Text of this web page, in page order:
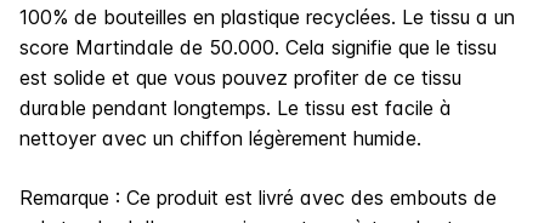
100% de bouteilles en plastique recyclées. Le tissu a un
score Martindale de 50.000. Cela signifie que le tissu
est solide et que vous pouvez profiter de ce tissu
durable pendant longtemps. Le tissu est facile à
nettoyer avec un chiffon légèrement humide.
Remarque : Ce produit est livré avec des embouts de